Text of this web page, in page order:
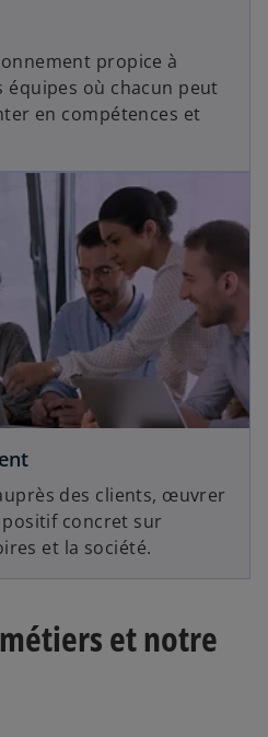
propice à
équipes où chacun peut
en compétences et
des clients, œuvrer
concret sur
et la société.
et notre